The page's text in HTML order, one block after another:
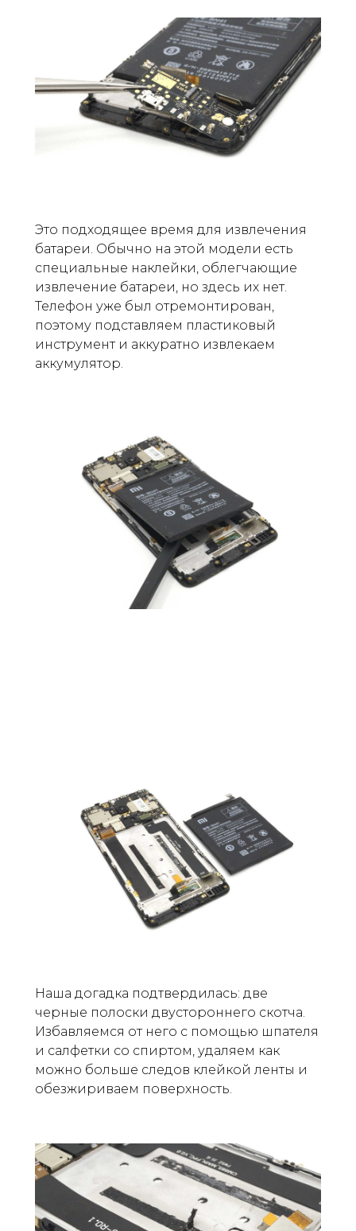
Это подходящее время для извлечения
батареи. Обычно на этой модели есть
специальные наклейки, облегчающие
извлечение батареи, но здесь их нет.
Телефон уже был отремонтирован,
поэтому подставляем пластиковый
инструмент и аккуратно извлекаем
аккумулятор.
Наша догадка подтвердилась: две
черные полоски двустороннего скотча.
Избавляемся от него с помощью шпателя
и салфетки со спиртом, удаляем как
можно больше следов клейкой ленты и
обезжириваем поверхность.